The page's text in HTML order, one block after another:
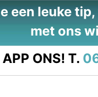
een leuke
met ons
APP ONS! T.